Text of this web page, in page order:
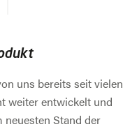
uns bereits seit vielen
weiter entwickelt und
neuesten Stand der